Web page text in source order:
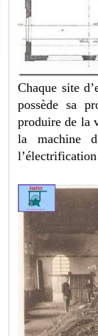
Chaque site
possède sa
produire de la
la machine